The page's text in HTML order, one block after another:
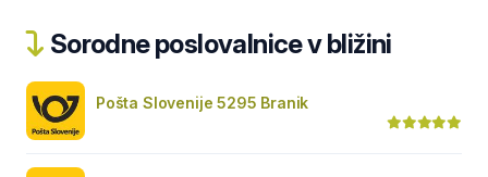
Sorodne poslovalnice v bližini
Pošta Slovenije 5295 Branik